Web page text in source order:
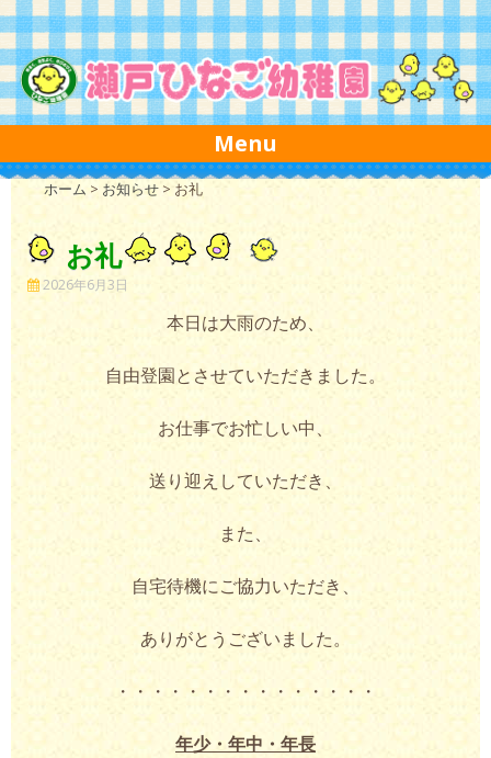
Skip to content
Menu
ホーム > お知らせ> お礼
お礼
2026年6月3日
本日は大雨のため、
自由登園とさせていただきました。
お仕事でお忙しい中、
送り迎えしていただき、
また、
自宅待機にご協力いただき、
ありがとうございました。
・・・・・・・・・・・・・・・
年少・年中・年長